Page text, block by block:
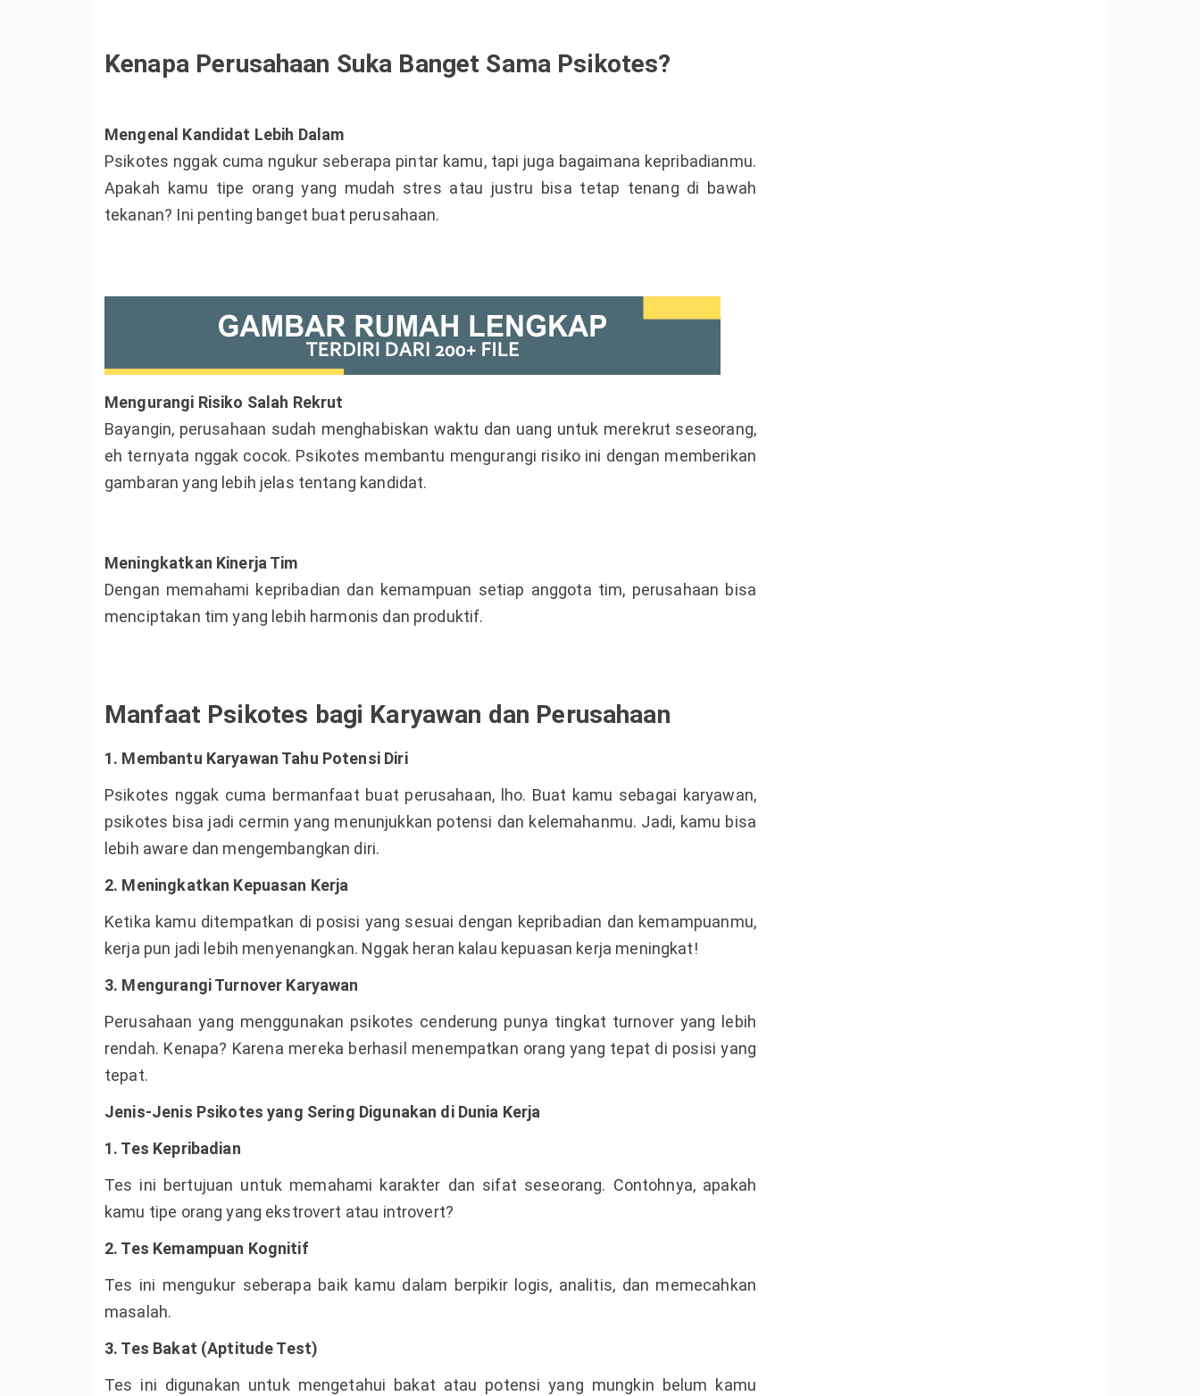
Kenapa Perusahaan Suka Banget Sama Psikotes?
Mengenal Kandidat Lebih Dalam
Psikotes nggak cuma ngukur seberapa pintar kamu, tapi juga bagaimana kepribadianmu.
Apakah kamu tipe orang yang mudah stres atau justru bisa tetap tenang di bawah
tekanan? Ini penting banget buat perusahaan.
Mengurangi Risiko Salah Rekrut
Bayangin, perusahaan sudah menghabiskan waktu dan uang untuk merekrut seseorang,
eh ternyata nggak cocok. Psikotes membantu mengurangi risiko ini dengan memberikan
gambaran yang lebih jelas tentang kandidat.
Meningkatkan Kinerja Tim
Dengan memahami kepribadian dan kemampuan setiap anggota tim, perusahaan bisa
menciptakan tim yang lebih harmonis dan produktif.
Manfaat Psikotes bagi Karyawan dan Perusahaan
1. Membantu Karyawan Tahu Potensi Diri
Psikotes nggak cuma bermanfaat buat perusahaan, lho. Buat kamu sebagai karyawan,
psikotes bisa jadi cermin yang menunjukkan potensi dan kelemahanmu. Jadi, kamu bisa
lebih aware dan mengembangkan diri.
2. Meningkatkan Kepuasan Kerja
Ketika kamu ditempatkan di posisi yang sesuai dengan kepribadian dan kemampuanmu,
kerja pun jadi lebih menyenangkan. Nggak heran kalau kepuasan kerja meningkat!
3. Mengurangi Turnover Karyawan
Perusahaan yang menggunakan psikotes cenderung punya tingkat turnover yang lebih
rendah. Kenapa? Karena mereka berhasil menempatkan orang yang tepat di posisi yang
tepat.
Jenis-Jenis Psikotes yang Sering Digunakan di Dunia Kerja
1. Tes Kepribadian
Tes ini bertujuan untuk memahami karakter dan sifat seseorang. Contohnya, apakah
kamu tipe orang yang ekstrovert atau introvert?
2. Tes Kemampuan Kognitif
Tes ini mengukur seberapa baik kamu dalam berpikir logis, analitis, dan memecahkan
masalah.
3. Tes Bakat (Aptitude Test)
Tes ini digunakan untuk mengetahui bakat atau potensi yang mungkin belum kamu